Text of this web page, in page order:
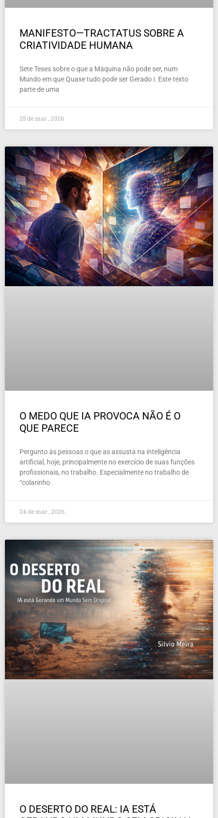
MANIFESTO—TRACTATUS SOBRE A
CRIATIVIDADE HUMANA
Sete Teses sobre o que a Máquina não pode ser, num
Mundo em que Quase tudo pode ser Gerado i. Este texto
parte de uma
25 de mar , 2026
O MEDO QUE IA PROVOCA NÃO É O
QUE PARECE
Pergunto às pessoas o que as assusta na inteligência
artificial, hoje, principalmente no exercício de suas funções
profissionais, no trabalho. Especialmente no trabalho de
“colarinho
24 de mar , 2026
O DESERTO DO REAL: IA ESTÁ